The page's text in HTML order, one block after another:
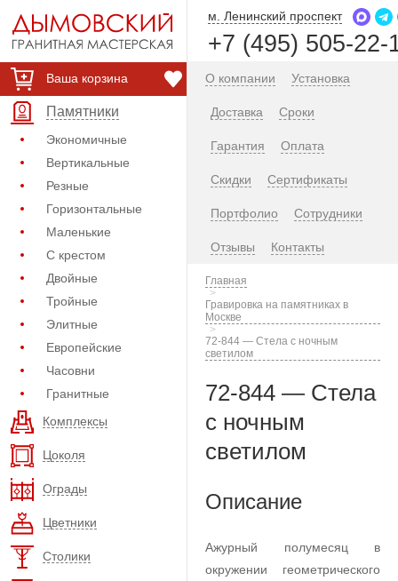
Ваша корзина
Памятники
Экономичные
Вертикальные
Резные
Горизонтальные
Маленькие
С крестом
Двойные
Тройные
Элитные
Европейские
Часовни
Гранитные
Комплексы
Цоколя
Ограды
Цветники
Столики
м. Ленинский проспект
+7 (495) 505-22-
О компании Установка
Доставка Сроки
Гарантия Оплата
Скидки Сертификаты
Портфолио Сотрудники
Отзывы Контакты
Главная
Гравировка на памятниках в
Москве
72-844 — Стела с ночным
светилом
72-844 — Стела
с ночным
светилом
Описание
Ажурный полумесяц в
окружении геометрического